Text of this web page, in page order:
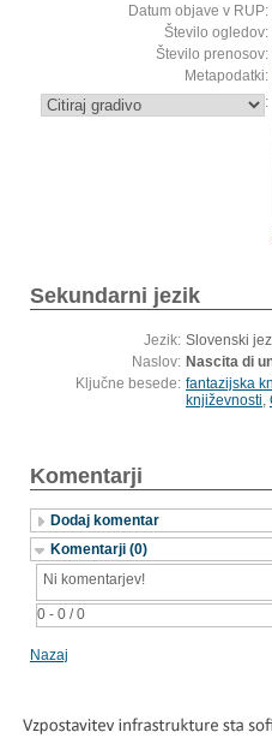
Datum objave v RUP:
Število ogledov:
Število prenosov:
Metapodatki:
:
Sekundarni jezik
Jezik: Slovenski
Naslov: Nascita di
Ključne besede: fantazijska
književnosti,
Komentarji
Dodaj komentar
Komentarji (0)
0 - 0 / 0
Ni komentarjev!
Nazaj